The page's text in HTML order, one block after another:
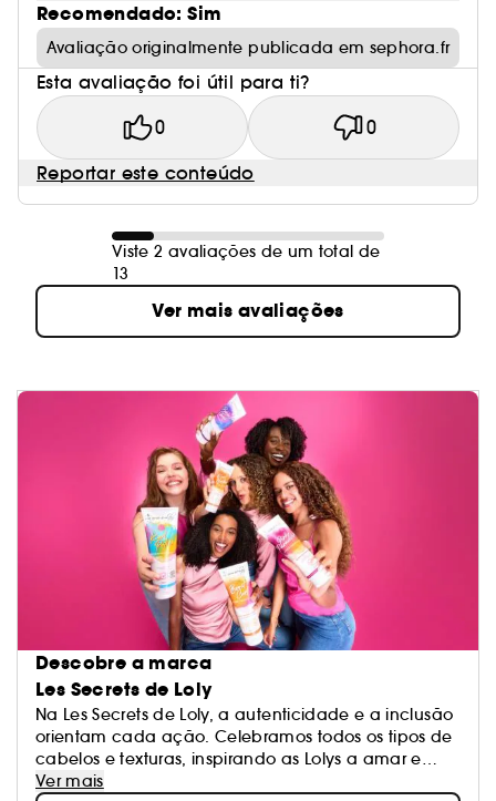
Recomendado: Sim
Avaliação originalmente publicada em sephora.fr
Esta avaliação foi útil para ti?
0 0
Reportar este conteúdo
Viste 2 avaliações de um total de
13
Ver mais avaliações
Descobre a marca
Les Secrets de Loly
Na Les Secrets de Loly, a autenticidade e a inclusão
orientam cada ação. Celebramos todos os tipos de
cabelos e texturas, inspirando as Lolys a amar e
realçar os seus cabelos naturais com cuidados ricos
Ver mais